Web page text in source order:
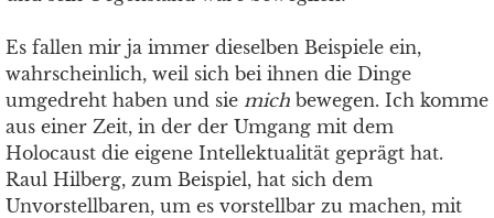
Es fallen mir ja immer dieselben Beispiele ein,
wahrscheinlich, weil sich bei ihnen die Dinge
umgedreht haben und sie mich bewegen. Ich komme
aus einer Zeit, in der der Umgang mit dem
Holocaust die eigene Intellektualität geprägt hat.
Raul Hilberg, zum Beispiel, hat sich dem
Unvorstellbaren, um es vorstellbar zu machen, mit